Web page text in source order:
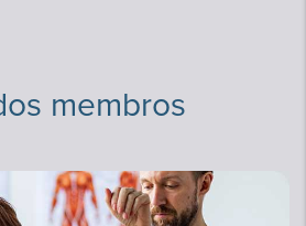
membros